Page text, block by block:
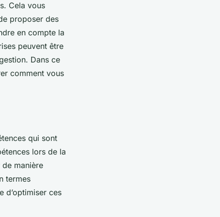
Cela vous
proposer des
en compte la
peuvent être
Dans ce
comment vous
qui sont
lors de la
manière
termes
d’optimiser ces